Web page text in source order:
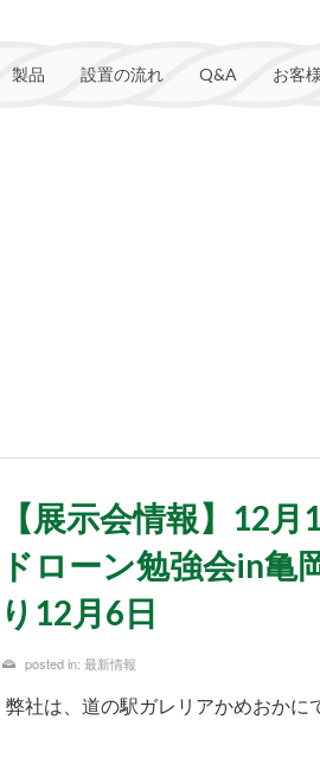
お客
Q&A
設置の流れ
製品
【展示会情報】12
ドローン勉強会in
り12月6日
posted in: 最新情報
弊社は、道の駅ガレリアかめおか